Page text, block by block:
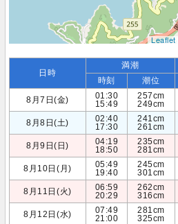
Leaflet
日時
満潮
時刻 潮位
8月7日(金)
01:30
15:49
257cm
249cm
8月8日(土)
02:40
17:30
241cm
261cm
8月9日(日)
04:19
18:50
235cm
281cm
8月10日(月)
05:49
19:40
245cm
301cm
8月11日(火)
06:59
20:29
262cm
316cm
8月12日(水)
07:49
21:00
281cm
325cm